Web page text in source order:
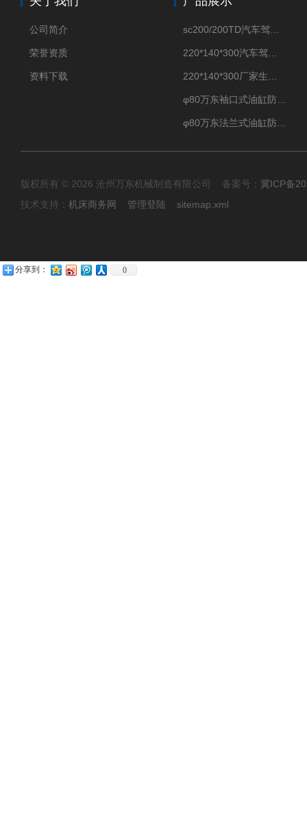
公司简介
荣誉资质
资料下载
版权所有 © 2026 沧州万东机械制造有限公司 备案号： 冀ICP备
技术支持： 机床商务网 管理登陆 sitemap.xml
分享到： 0